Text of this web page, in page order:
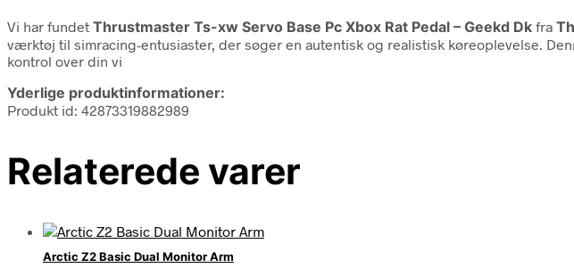
Vi har fundet Thrustmaster Ts-xw Servo Base Pc Xbox Rat Pedal – Geekd Dk fra
værktøj til simracing-entusiaster, der søger en autentisk og realistisk køreoplevelse.
kontrol over din vi
Yderlige produktinformationer:
Produkt id: 42873319882989
Relaterede varer
Arctic Z2 Basic Dual Monitor Arm